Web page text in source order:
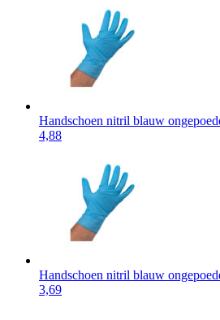
Handschoen nitril blauw
4,88
Handschoen nitril blauw
3,69